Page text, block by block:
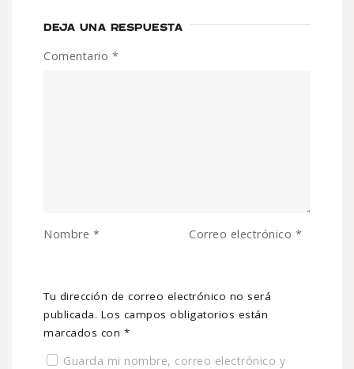
DEJA UNA RESPUESTA
Tu dirección de correo electrónico no será
publicada. Los campos obligatorios están
marcados con *
Comentario *
Nombre * Correo electrónico *
Guarda mi nombre, correo electrónico y